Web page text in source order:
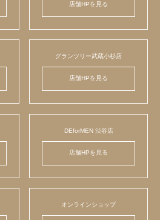
店舗HPを見る
グランツリー武蔵小杉店
店舗HPを見る
DEforMEN 渋谷店
店舗HPを見る
オンラインショップ